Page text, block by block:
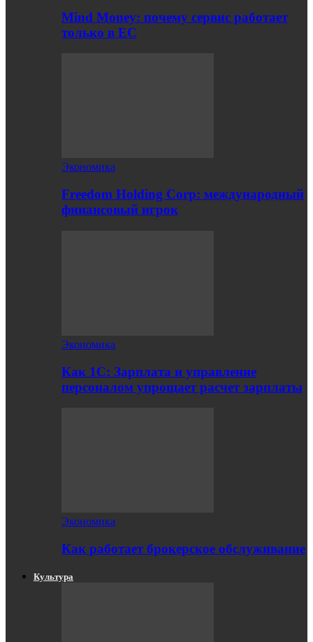
Mind Money: почему сервис работает
только в ЕС
Экономика
Freedom Holding Corp: международный
финансовый игрок
Экономика
Как 1С: Зарплата и управление
персоналом упрощает расчет зарплаты
Экономика
Как работает брокерское обслуживание
Культура